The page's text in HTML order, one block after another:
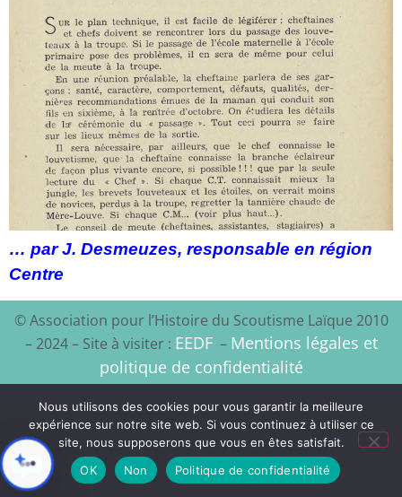
… par J. Desmeuzes, responsable en région
Centre
© Association pour l’Histoire du Scoutisme Laïque 2010
– 2024 – Site à visiter : EEDF– Mentions légales et
politique de confidentialité
Création du site :Xyloon
Nous utilisons des cookies pour vous garantir la meilleure
expérience sur notre site web. Si vous continuez à utiliser ce
site, nous supposerons que vous en êtes satisfait.
OK
Non Politique de confidentialité